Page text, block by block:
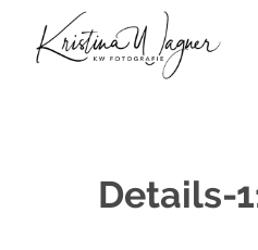
Details-